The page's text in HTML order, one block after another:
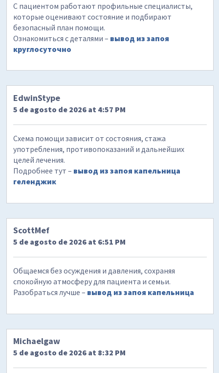
С пациентом работают профильные специалисты,
которые оценивают состояние и подбирают
безопасный план помощи.
Ознакомиться с деталями – вывод из запоя
круглосуточно
EdwinStype
5 de agosto de 2026 at 4:57 PM
Схема помощи зависит от состояния, стажа
употребления, противопоказаний и дальнейших
целей лечения.
Подробнее тут – вывод из запоя капельница
геленджик
ScottMef
5 de agosto de 2026 at 6:51 PM
Общаемся без осуждения и давления, сохраняя
спокойную атмосферу для пациента и семьи.
Разобраться лучше – вывод из запоя капельница
Michaelgaw
5 de agosto de 2026 at 8:32 PM